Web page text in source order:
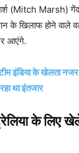
(Mitch Marsh)
के खिलाफ होने वाले
आएंगे.
इंडिया के खेलता
था इंतजार
के लिए